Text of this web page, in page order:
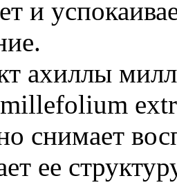
и
ахиллы
снимает
ее